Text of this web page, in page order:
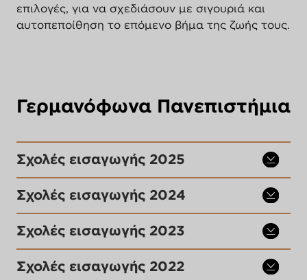
επιλογές, για να σχεδιάσουν με σιγουριά και
αυτοπεποίθηση το επόμενο βήμα της ζωής τους.
Γερμανόφωνα Πανεπιστήμια
Σχολές εισαγωγής 2025
Σχολές εισαγωγής 2024
Σχολές εισαγωγής 2023
Σχολές εισαγωγής 2022